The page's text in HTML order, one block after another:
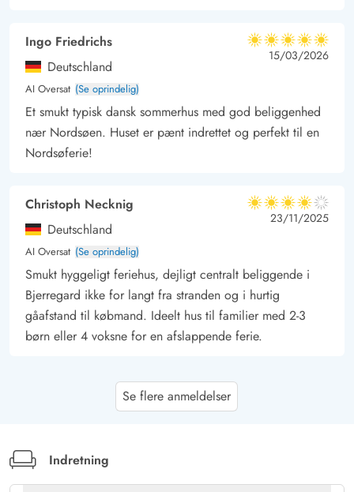
Ingo Friedrichs
Deutschland
AI Oversat (Se oprindelig)
5 ud af 5
5 ud af 5
5 out of 5
15/03/2026
Et smukt typisk dansk sommerhus med god beliggenhed
nær Nordsøen. Huset er pænt indrettet og perfekt til en
Nordsøferie!
Christoph Necknig
Deutschland
AI Oversat (Se oprindelig)
4 ud af 5
4 ud af 5
4 out of 5
23/11/2025
Smukt hyggeligt feriehus, dejligt centralt beliggende i
Bjerregard ikke for langt fra stranden og i hurtig
gåafstand til købmand. Ideelt hus til familier med 2-3
børn eller 4 voksne for en afslappende ferie.
Lille men fin
Se flere anmeldelser
Indretning